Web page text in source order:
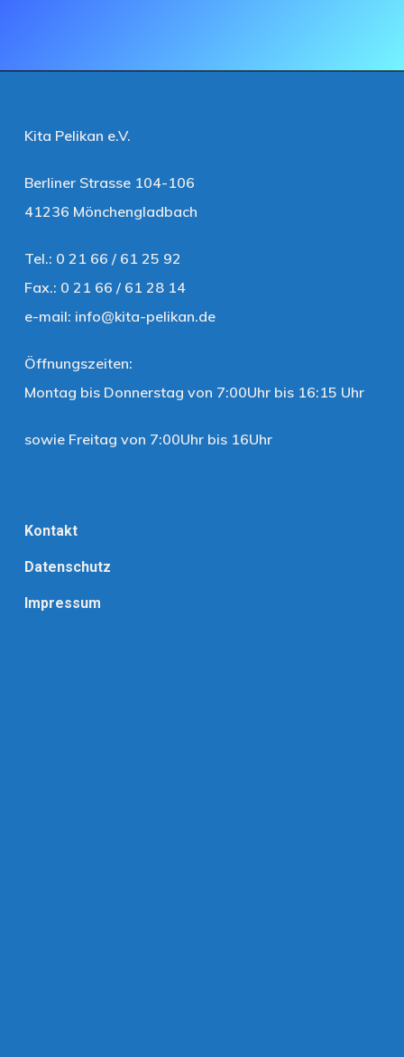
Kita Pelikan e.V.
Berliner Strasse 104-106
41236 Mönchengladbach
Tel.: 0 21 66 / 61 25 92
Fax.: 0 21 66 / 61 28 14
e-mail: info@kita-pelikan.de
Öffnungszeiten:
Montag bis Donnerstag von 7:00Uhr bis 16:15 Uhr
sowie Freitag von 7:00Uhr bis 16Uhr
Kontakt
Datenschutz
Impressum